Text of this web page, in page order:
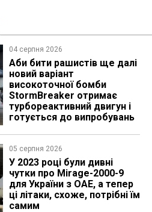
04 серпня 2026
Аби бити рашистів ще далі
новий варіант
високоточної бомби
StormBreaker отримає
турбореактивний двигун і
готується до випробувань
05 серпня 2026
У 2023 році були дивні
чутки про Mirage-2000-9
для України з ОАЕ, а тепер
ці літаки, схоже, потрібні їм
самим